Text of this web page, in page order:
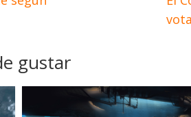
gustar